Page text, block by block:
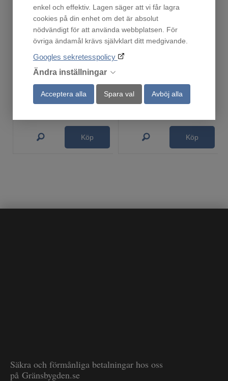
enkel och effektiv. Lagen säger att vi får lagra
cookies på din enhet om det är absolut
nödvändigt för att använda webbplatsen. För
övriga ändamål krävs självklart ditt medgivande.
Googles sekretesspolicy
Ändra inställningar
Acceptera alla Spara val Avböj alla
Ronneby Bruk Grillplatta i gjutjärn. 23 x 47 cm
Fåtal i lager!
795 :-
Köp
979 :-
Köp
Säkra och förmånliga betalningar hos oss
på Gränsbygden.se